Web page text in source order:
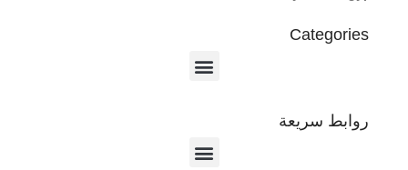
Categories
روابط سريعة